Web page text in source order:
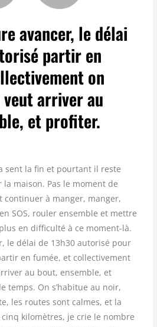
avancer, le délai
partir en
on
veut arriver au
et profiter.
sent la fin et pourtant il reste
la maison. Pas le moment de
continuer à manger, manger,
SOS, rouler ensemble et mettre
en difficulté à ce moment-là.
le délai de 13h30 autorisé pour
en fumée, et collectivement
au bout, ensemble, et
temps. On s’habitue au noir,
les routes sont calmes, et la
cinq kilomètres, je crie le nombre